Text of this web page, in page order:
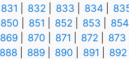
831 832 833 834
850 851 852 853
854
869 870 871 872
873
888 889 890 891
892